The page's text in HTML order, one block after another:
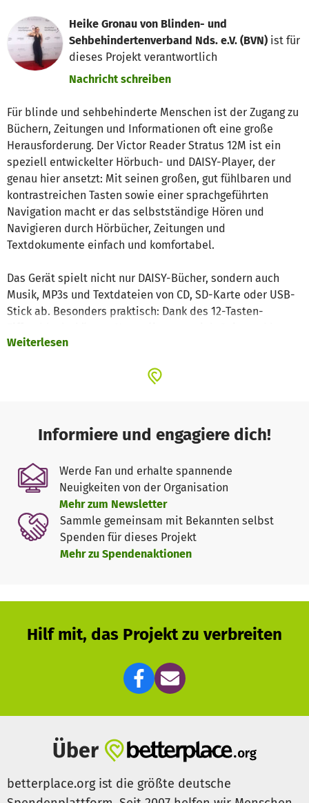
Heike Gronau von Blinden- und
Sehbehindertenverband Nds. e.V. (BVN) ist für
dieses Projekt verantwortlich
Nachricht schreiben
Für blinde und sehbehinderte Menschen ist der Zugang zu
Büchern, Zeitungen und Informationen oft eine große
Herausforderung. Der Victor Reader Stratus 12M ist ein
speziell entwickelter Hörbuch- und DAISY-Player, der
genau hier ansetzt: Mit seinen großen, gut fühlbaren und
kontrastreichen Tasten sowie einer sprachgeführten
Navigation macht er das selbstständige Hören und
Navigieren durch Hörbücher, Zeitungen und
Textdokumente einfach und komfortabel.
Das Gerät spielt nicht nur DAISY-Bücher, sondern auch
Musik, MP3s und Textdateien von CD, SD-Karte oder USB-
Stick ab. Besonders praktisch: Dank des 12-Tasten-
eingeben und so schnell zu bestimmten Kapiteln oder
Lehrbücher oder Kochbücher. Die zuletzt gehörte Stelle
Mit dem Victor Reader Stratus 12M ermöglichen Sie
blinden und sehbehinderten Menschen mehr
Selbstständigkeit, Teilhabe und Lebensqualität – sei es
beim Lernen, beim Genuss von Hörbüchern oder beim
Zugang zu aktuellen Informationen.
Weiterlesen
Informiere und engagiere dich!
Werde Fan und erhalte spannende
Neuigkeiten von der Organisation
Mehr zum Newsletter
Sammle gemeinsam mit Bekannten selbst
Spenden für dieses Projekt
Mehr zu Spendenaktionen
Hilf mit, das Projekt zu verbreiten
Über
betterplace.org ist die größte deutsche